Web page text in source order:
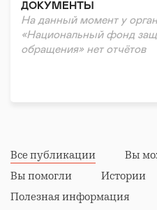
ДОКУМЕНТЫ
На данный момент у
«Национальный фонд
обращения» нет отчётов
Все публикации
Вы
Вы помогли
Истории
Полезная информация